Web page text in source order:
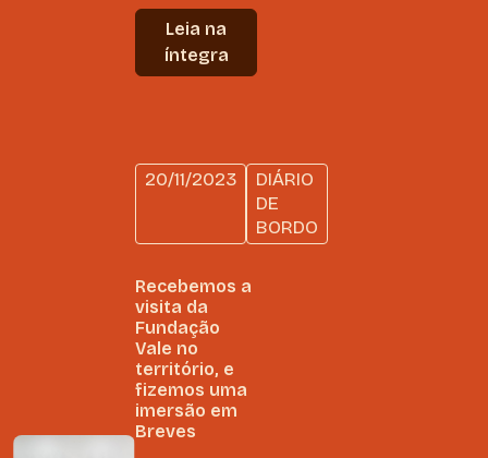
Leia na
íntegra
20/11/2023
DIÁRIO
DE
BORDO
Recebemos a
visita da
Fundação
Vale no
território, e
fizemos uma
imersão em
Breves